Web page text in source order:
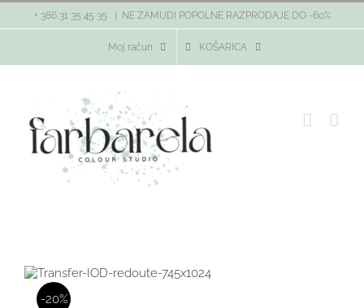
Skip
+ 386 31 35 45 35 NE ZAMUDI POPOLNE RAZPRODAJE DO -60%
Moj račun KOŠARICA
-20%